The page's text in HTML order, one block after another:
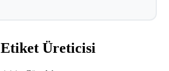
Üreticisi